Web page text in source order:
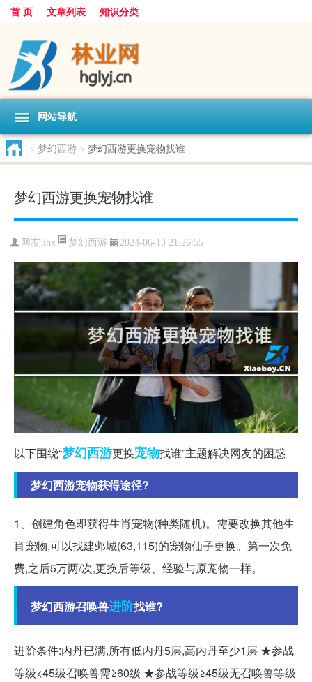
首 页 文章列表 知识分类
网站导航
> 梦幻西游 > 梦幻西游更换宠物找谁
梦幻西游更换宠物找谁
网友: lhx 梦幻西游 2024-06-13 21:26:55
以下围绕“梦幻西游更换宠物找谁”主题解决网友的困惑
梦幻西游宠物获得途径?
1、创建角色即获得生肖宠物(种类随机)。需要改换其他生
肖宠物,可以找建邺城(63,115)的宠物仙子更换。第一次免
费,之后5万两/次,更换后等级、经验与原宠物一样。
梦幻西游召唤兽进阶找谁?
进阶条件:内丹已满,所有低内丹5层,高内丹至少1层 ★参战
等级<45级召唤兽需≥60级 ★参战等级≥45级无召唤兽等级